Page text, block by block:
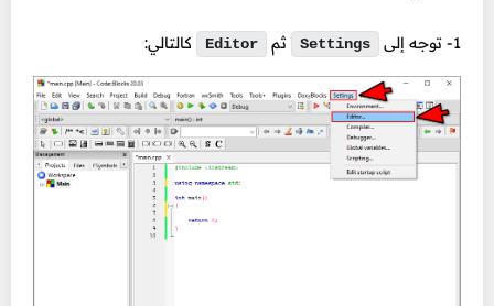
1- توجه إلى Settings ثم Editor كالتالي: